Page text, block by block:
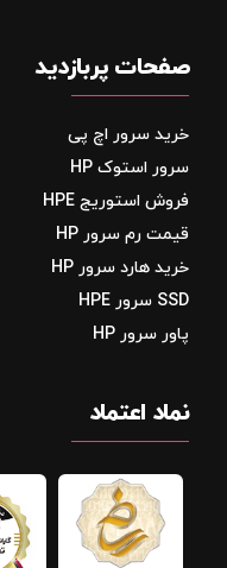
صفحات پربازدید
خرید سرور اچ پی
سرور استوک HP
فروش استوریج‌ HPE
قیمت رم سرور HP
خرید هارد سرور HP
SSD سرور HPE
پاور سرور HP
نماد اعتماد